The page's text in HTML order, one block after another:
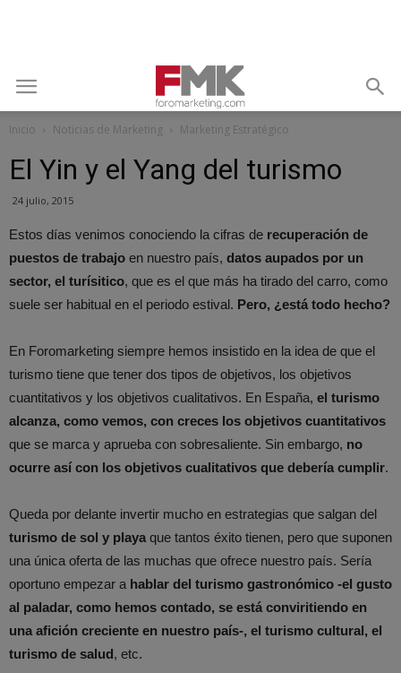
Inicio Noticias de Marketing Marketing Estratégico
El Yin y el Yang del turismo
24 julio, 2015
Estos días venimos conociendo la cifras de recuperación de
puestos de trabajo en nuestro país, datos aupados por un
sector, el turísitico, que es el que más ha tirado del carro, como
suele ser habitual en el periodo estival. Pero, ¿está todo hecho?
En Foromarketing siempre hemos insistido en la idea de que el
turismo tiene que tener dos tipos de objetivos, los objetivos
cuantitativos y los objetivos cualitativos. En España, el turismo
alcanza, como vemos, con creces los objetivos cuantitativos
que se marca y aprueba con sobresaliente. Sin embargo, no
ocurre así con los objetivos cualitativos que debería cumplir.
Queda por delante invertir mucho en estrategias que salgan del
turismo de sol y playa que tantos éxito tienen, pero que suponen
una única oferta de las muchas que ofrece nuestro país. Sería
oportuno empezar a hablar del turismo gastronómico -el gusto
al paladar, como hemos contado, se está conviritiendo en
una afición creciente en nuestro país-, el turismo cultural, el
turismo de salud, etc.